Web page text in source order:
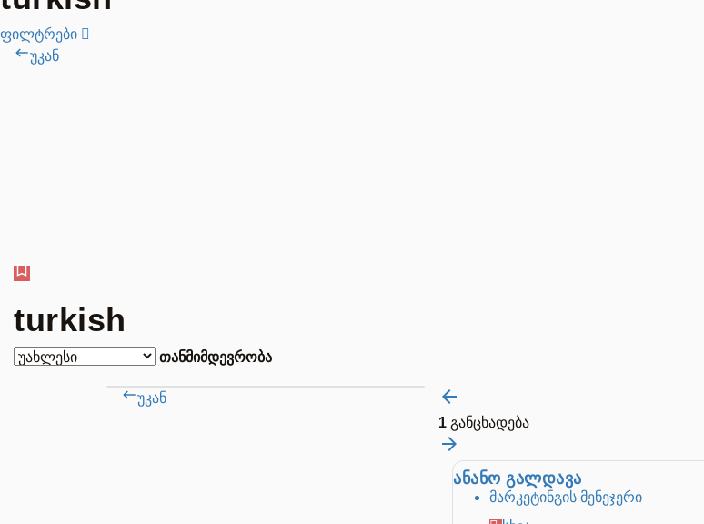
ფილტრები
უკან
turkish
თანმიმდევრობა
უკან
1 განცხადება
ანანო გალდავა
მარკეტინგის მენეჯერი